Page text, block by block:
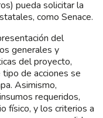
pueda solicitar la
como Senace.
del
generales y
del proyecto,
de acciones se
Asimismo,
requeridos,
físico, y los criterios a